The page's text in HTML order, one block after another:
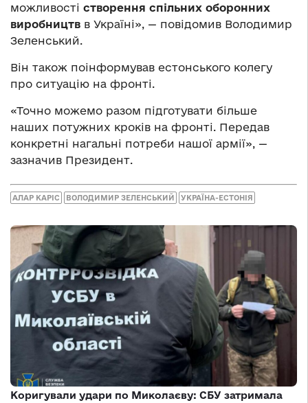
можливості створення спільних оборонних
виробництв в Україні», — повідомив Володимир
Зеленський.
Він також поінформував естонського колегу
про ситуацію на фронті.
«Точно можемо разом підготувати більше
наших потужних кроків на фронті. Передав
конкретні нагальні потреби нашої армії», —
зазначив Президент.
АЛАР КАРІС ВОЛОДИМИР ЗЕЛЕНСЬКИЙ УКРАЇНА-ЕСТОНІЯ
Коригували удари по Миколаєву: СБУ затримала